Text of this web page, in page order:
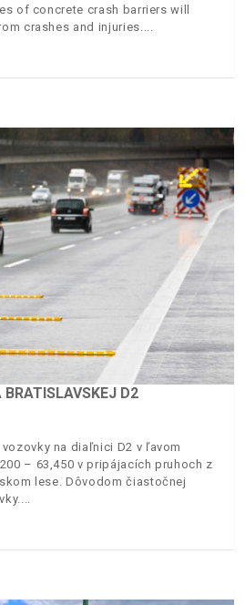
of concrete crash barriers will
crashes and injuries.
BRATISLAVSKEJ D2
na diaľnici D2 v ľavom
– 63,450 v pripájacích pruhoch z
lese. Dôvodom čiastočnej